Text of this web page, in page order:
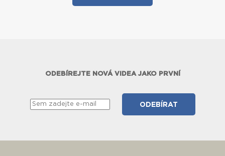
ODEBÍREJTE NOVÁ VIDEA JAKO PRVNÍ